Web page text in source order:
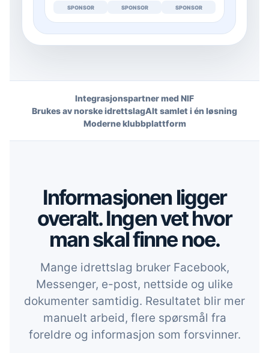
SPONSOR SPONSOR SPONSOR
Integrasjonspartner med NIF
Brukes av norske idrettslagAlt samlet i én løsning
Moderne klubbplattform
Informasjonen ligger
overalt. Ingen vet hvor
man skal finne noe.
Mange idrettslag bruker Facebook,
Messenger, e-post, nettside og ulike
dokumenter samtidig. Resultatet blir mer
manuelt arbeid, flere spørsmål fra
foreldre og informasjon som forsvinner.